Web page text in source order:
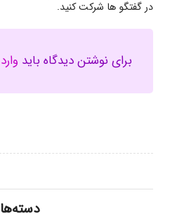
در گفتگو ها شرکت کنید.
برای نوشتن دیدگاه باید وارد
دسته‌ها